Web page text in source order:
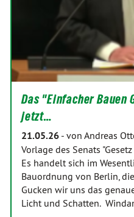
Das "Einfacher Bauen
jetzt…
21.05.26 - von Andreas
Vorlage des Senats
Es handelt sich im
Bauordnung von Berlin,
Gucken wir uns das
Licht und Schatten.